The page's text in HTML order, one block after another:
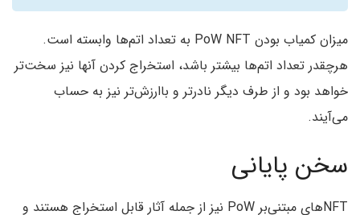
میزان کمیاب بودن PoW NFT به تعداد اتم‌ها وابسته است.
هرچقدر تعداد اتم‌ها بیشتر باشد، استخراج کردن آنها نیز سخت‌تر
خواهد بود و از طرف دیگر نادرتر و باارزش‌تر نیز به حساب
می‌آیند.
سخن پایانی
NFTهای مبتنی‌بر PoW نیز از جمله آثار قابل استخراج هستند و